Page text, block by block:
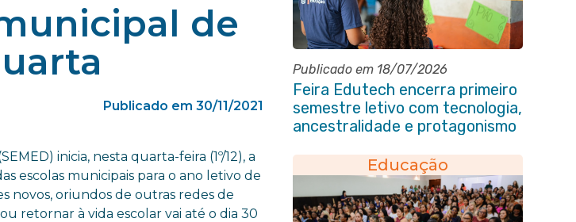
de
Publicado em 30/11/2021
inicia, nesta quarta-feira (1º/12), a
escolas municipais para o ano letivo de
novos, oriundos de outras redes de
retornar à vida escolar vai até o dia 30
Publicado em 18/07/2026
Feira Edutech encerra primeiro
semestre letivo com tecnologia,
ancestralidade e protagonismo
Educação